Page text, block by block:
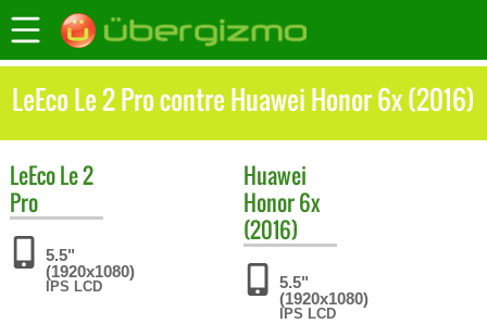
LeEco Le 2 Pro contre Huawei Honor 6x (2016)
LeEcoLe 2
Pro
5.5"
(1920x1080)
IPS LCD
Huawei
Honor 6x
(2016)
5.5"
(1920x1080)
IPS LCD